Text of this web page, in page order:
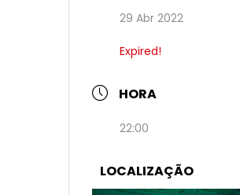
29 Abr 2022
Expired!
HORA
22:00
LOCALIZAÇÃO